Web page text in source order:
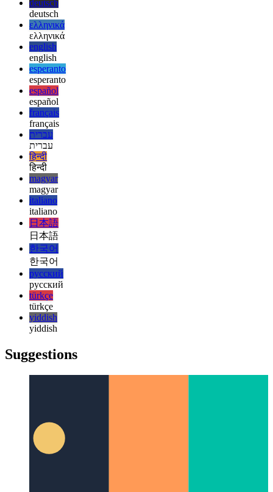
afrikaans
afrikaans
العربية
العربية
deutsch
deutsch
ελληνικά
ελληνικά
english
english
esperanto
esperanto
español
español
français
français
עברית
עברית
हिन्दी
हिन्दी
magyar
magyar
italiano
italiano
日本語
日本語
한국어
한국어
русский
русский
türkçe
yiddish